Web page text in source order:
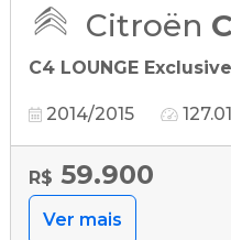
Citroën
C4 LOUNGE
2014/2015
R$ 59.900
Ver mais